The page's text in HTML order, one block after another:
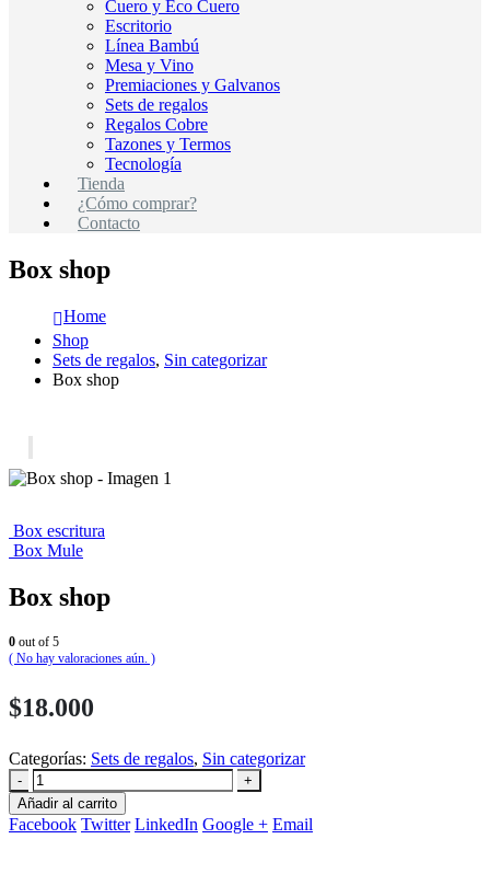
Cuero y Eco Cuero
Escritorio
Línea Bambú
Mesa y Vino
Premiaciones y Galvanos
Sets de regalos
Regalos Cobre
Tazones y Termos
Tecnología
Tienda
¿Cómo comprar?
Contacto
Box shop
Home
Shop
Sets de regalos, Sin categorizar
Box shop
Box escritura
Box Mule
Box shop
0 out of 5
( No hay valoraciones aún. )
$18.000
Categorías: Sets de regalos, Sin categorizar
-
+
Añadir al carrito
Facebook Twitter LinkedIn Google + Email